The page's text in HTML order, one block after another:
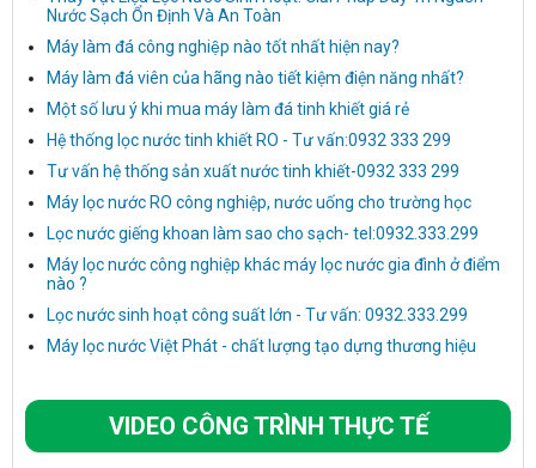
Nước Sạch Ổn Định Và An Toàn
Máy làm đá công nghiệp nào tốt nhất hiện nay?
Máy làm đá viên của hãng nào tiết kiệm điện năng nhất?
Một số lưu ý khi mua máy làm đá tinh khiết giá rẻ
Hệ thống lọc nước tinh khiết RO - Tư vấn:0932 333 299
Tư vấn hệ thống sản xuất nước tinh khiết-0932 333 299
Máy lọc nước RO công nghiệp, nước uống cho trường học
Lọc nước giếng khoan làm sao cho sạch- tel:0932.333.299
Máy lọc nước công nghiệp khác máy lọc nước gia đình ở điểm
nào ?
Lọc nước sinh hoạt công suất lớn - Tư vấn: 0932.333.299
Máy lọc nước Việt Phát - chất lượng tạo dựng thương hiệu
VIDEO CÔNG TRÌNH THỰC TẾ